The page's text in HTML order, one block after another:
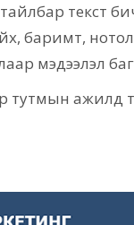
текст
баримт,
мэдээлэл
ажилд